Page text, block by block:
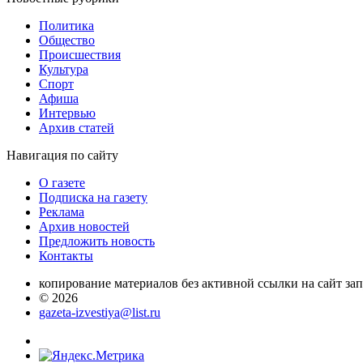
Политика
Общество
Проиcшествия
Культура
Спорт
Афиша
Интервью
Архив статей
Навигация по сайту
О газете
Подписка на газету
Реклама
Архив новостей
Предложить новость
Контакты
копирование материалов без активной ссылки на сайт
© 2026
gazeta-izvestiya@list.ru